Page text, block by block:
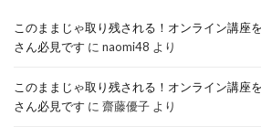
このままじゃ取り残される！オンライン講座
さん必見です に naomi48 より
このままじゃ取り残される！オンライン講座
さん必見です に 齋藤優子 より